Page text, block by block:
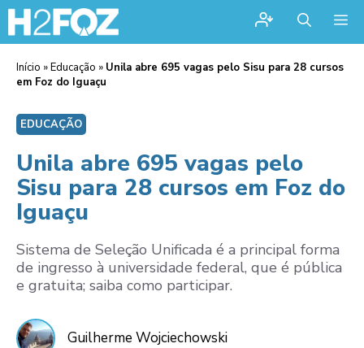
Início »Educação » Unila abre 695 vagas pelo Sisu para 28 cursos
em Foz do Iguaçu
EDUCAÇÃO
Unila abre 695 vagas pelo
Sisu para 28 cursos em Foz do
Iguaçu
Sistema de Seleção Unificada é a principal forma
de ingresso à universidade federal, que é pública
e gratuita; saiba como participar.
Guilherme Wojciechowski